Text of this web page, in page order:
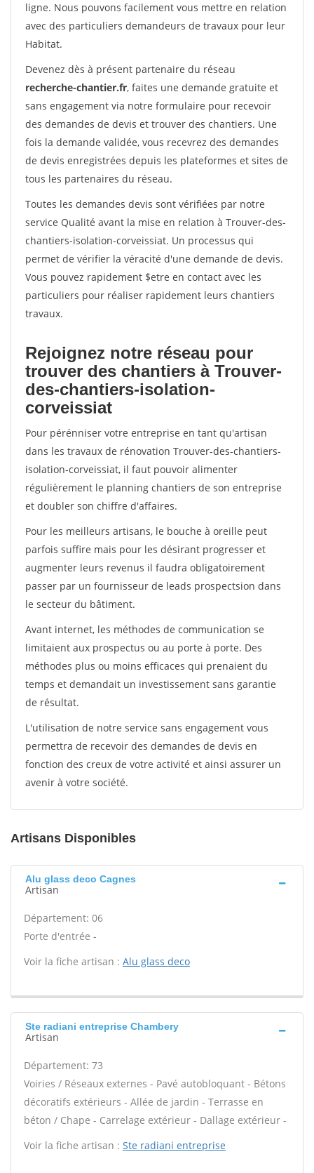
ligne. Nous pouvons facilement vous mettre en relation
avec des particuliers demandeurs de travaux pour leur
Habitat.
Devenez dès à présent partenaire du réseau
recherche-chantier.fr, faites une demande gratuite et
sans engagement via notre formulaire pour recevoir
des demandes de devis et trouver des chantiers. Une
fois la demande validée, vous recevrez des demandes
de devis enregistrées depuis les plateformes et sites de
tous les partenaires du réseau.
Toutes les demandes devis sont vérifiées par notre
service Qualité avant la mise en relation à Trouver-des-
chantiers-isolation-corveissiat. Un processus qui
permet de vérifier la véracité d'une demande de devis.
Vous pouvez rapidement $etre en contact avec les
particuliers pour réaliser rapidement leurs chantiers
travaux.
Rejoignez notre réseau pour
trouver des chantiers à Trouver-
des-chantiers-isolation-
corveissiat
Pour pérénniser votre entreprise en tant qu'artisan
dans les travaux de rénovation Trouver-des-chantiers-
isolation-corveissiat, il faut pouvoir alimenter
régulièrement le planning chantiers de son entreprise
et doubler son chiffre d'affaires.
Pour les meilleurs artisans, le bouche à oreille peut
parfois suffire mais pour les désirant progresser et
augmenter leurs revenus il faudra obligatoirement
passer par un fournisseur de leads prospectsion dans
le secteur du bâtiment.
Avant internet, les méthodes de communication se
limitaient aux prospectus ou au porte à porte. Des
méthodes plus ou moins efficaces qui prenaient du
temps et demandait un investissement sans garantie
de résultat.
L'utilisation de notre service sans engagement vous
permettra de recevoir des demandes de devis en
fonction des creux de votre activité et ainsi assurer un
avenir à votre société.
Artisans Disponibles
Alu glass deco Cagnes
Artisan
Département: 06
Porte d'entrée -
Voir la fiche artisan : Alu glass deco
Ste radiani entreprise Chambery
Artisan
Département: 73
Voiries / Réseaux externes - Pavé autobloquant - Bétons
décoratifs extérieurs - Allée de jardin - Terrasse en
béton / Chape - Carrelage extérieur - Dallage extérieur -
Voir la fiche artisan : Ste radiani entreprise